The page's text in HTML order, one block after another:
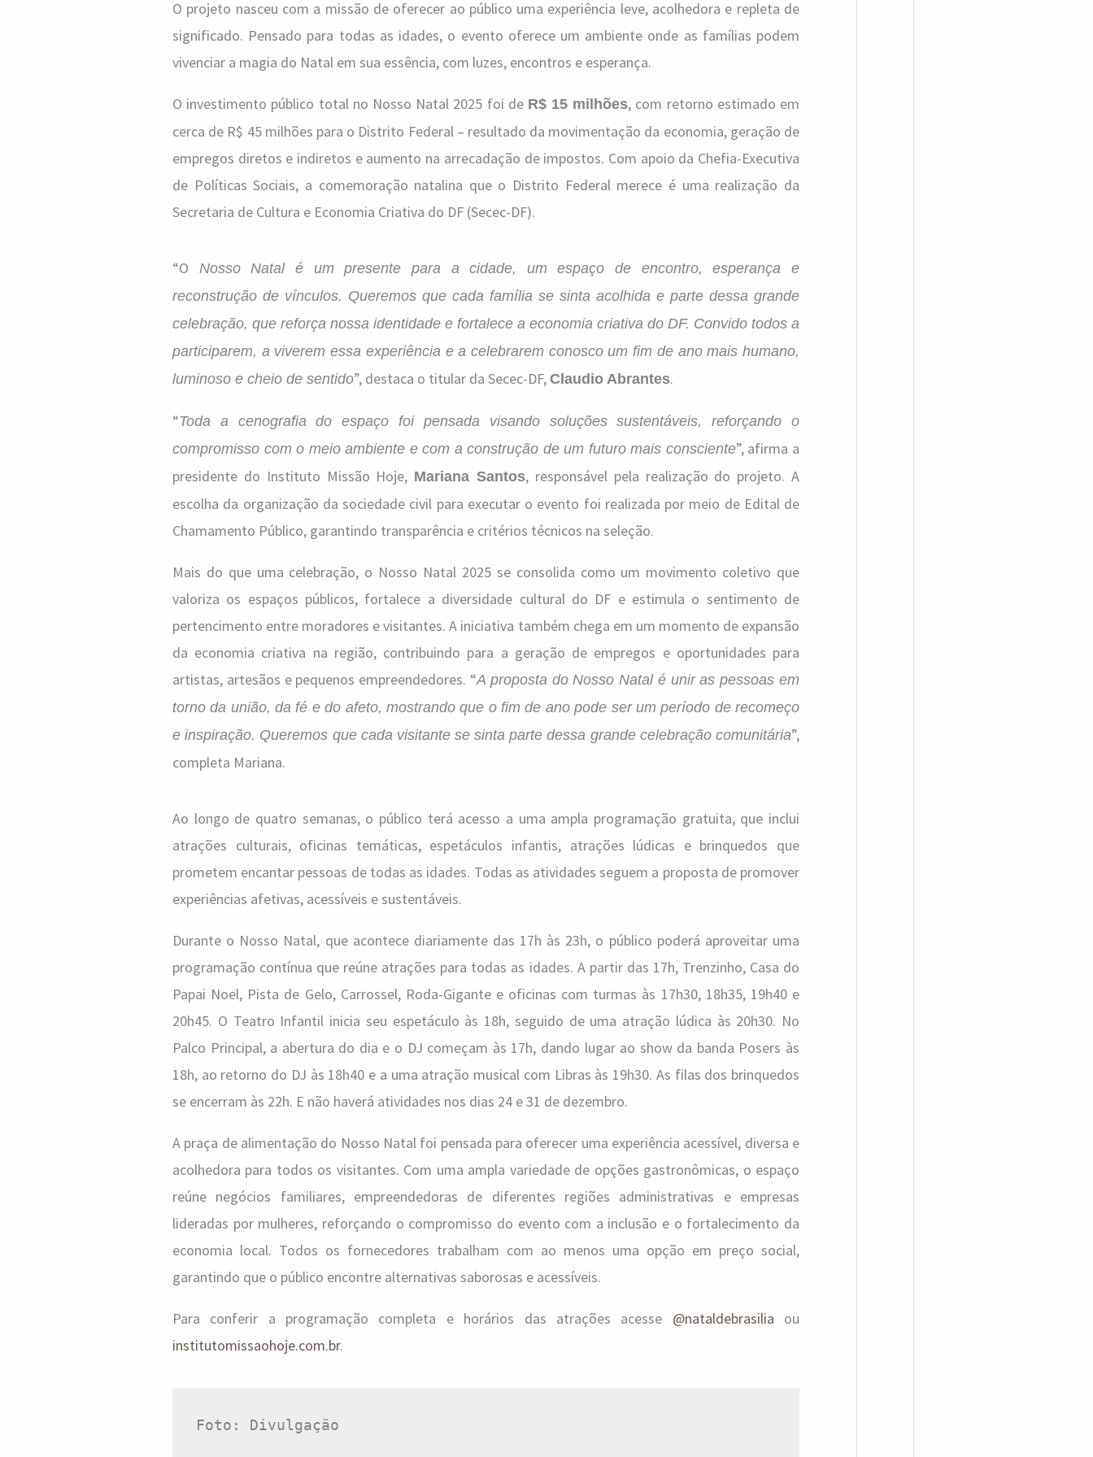
O projeto nasceu com a missão de oferecer ao público uma experiência leve, acolhedora e repleta de
significado. Pensado para todas as idades, o evento oferece um ambiente onde as famílias podem
vivenciar a magia do Natal em sua essência, com luzes, encontros e esperança.
O investimento público total no Nosso Natal 2025 foi de R$ 15 milhões, com retorno estimado em
cerca de R$ 45 milhões para o Distrito Federal – resultado da movimentação da economia, geração de
empregos diretos e indiretos e aumento na arrecadação de impostos. Com apoio da Chefia-Executiva
de Políticas Sociais, a comemoração natalina que o Distrito Federal merece é uma realização da
Secretaria de Cultura e Economia Criativa do DF (Secec-DF).
“O Nosso Natal é um presente para a cidade, um espaço de encontro, esperança e
reconstrução de vínculos. Queremos que cada família se sinta acolhida e parte dessa grande
celebração, que reforça nossa identidade e fortalece a economia criativa do DF. Convido todos a
participarem, a viverem essa experiência e a celebrarem conosco um fim de ano mais humano,
luminoso e cheio de sentido”, destaca o titular da Secec-DF, Claudio Abrantes.
“Toda a cenografia do espaço foi pensada visando soluções sustentáveis, reforçando o
compromisso com o meio ambiente e com a construção de um futuro mais consciente”, afirma a
presidente do Instituto Missão Hoje, Mariana Santos, responsável pela realização do projeto. A
escolha da organização da sociedade civil para executar o evento foi realizada por meio de Edital de
Chamamento Público, garantindo transparência e critérios técnicos na seleção.
Mais do que uma celebração, o Nosso Natal 2025 se consolida como um movimento coletivo que
valoriza os espaços públicos, fortalece a diversidade cultural do DF e estimula o sentimento de
pertencimento entre moradores e visitantes. A iniciativa também chega em um momento de expansão
da economia criativa na região, contribuindo para a geração de empregos e oportunidades para
artistas, artesãos e pequenos empreendedores. “A proposta do Nosso Natal é unir as pessoas em
torno da união, da fé e do afeto, mostrando que o fim de ano pode ser um período de recomeço
e inspiração. Queremos que cada visitante se sinta parte dessa grande celebração comunitária”,
completa Mariana.
Ao longo de quatro semanas, o público terá acesso a uma ampla programação gratuita, que inclui
atrações culturais, oficinas temáticas, espetáculos infantis, atrações lúdicas e brinquedos que
prometem encantar pessoas de todas as idades. Todas as atividades seguem a proposta de promover
experiências afetivas, acessíveis e sustentáveis.
Durante o Nosso Natal, que acontece diariamente das 17h às 23h, o público poderá aproveitar uma
programação contínua que reúne atrações para todas as idades. A partir das 17h, Trenzinho, Casa do
Papai Noel, Pista de Gelo, Carrossel, Roda-Gigante e oficinas com turmas às 17h30, 18h35, 19h40 e
20h45. O Teatro Infantil inicia seu espetáculo às 18h, seguido de uma atração lúdica às 20h30. No
Palco Principal, a abertura do dia e o DJ começam às 17h, dando lugar ao show da banda Posers às
18h, ao retorno do DJ às 18h40 e a uma atração musical com Libras às 19h30. As filas dos brinquedos
se encerram às 22h. E não haverá atividades nos dias 24 e 31 de dezembro.
A praça de alimentação do Nosso Natal foi pensada para oferecer uma experiência acessível, diversa e
acolhedora para todos os visitantes. Com uma ampla variedade de opções gastronômicas, o espaço
reúne negócios familiares, empreendedoras de diferentes regiões administrativas e empresas
lideradas por mulheres, reforçando o compromisso do evento com a inclusão e o fortalecimento da
economia local. Todos os fornecedores trabalham com ao menos uma opção em preço social,
garantindo que o público encontre alternativas saborosas e acessíveis.
Para conferir a programação completa e horários das atrações acesse @nataldebrasilia ou
institutomissaohoje.com.br.
Foto: Divulgação